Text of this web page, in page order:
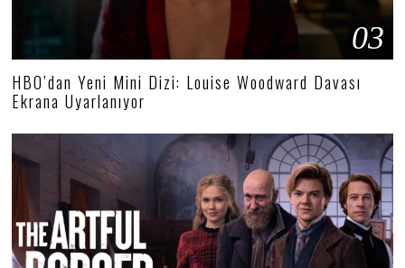
03
HBO’dan Yeni Mini Dizi: Louise Woodward Davası
Ekrana Uyarlanıyor